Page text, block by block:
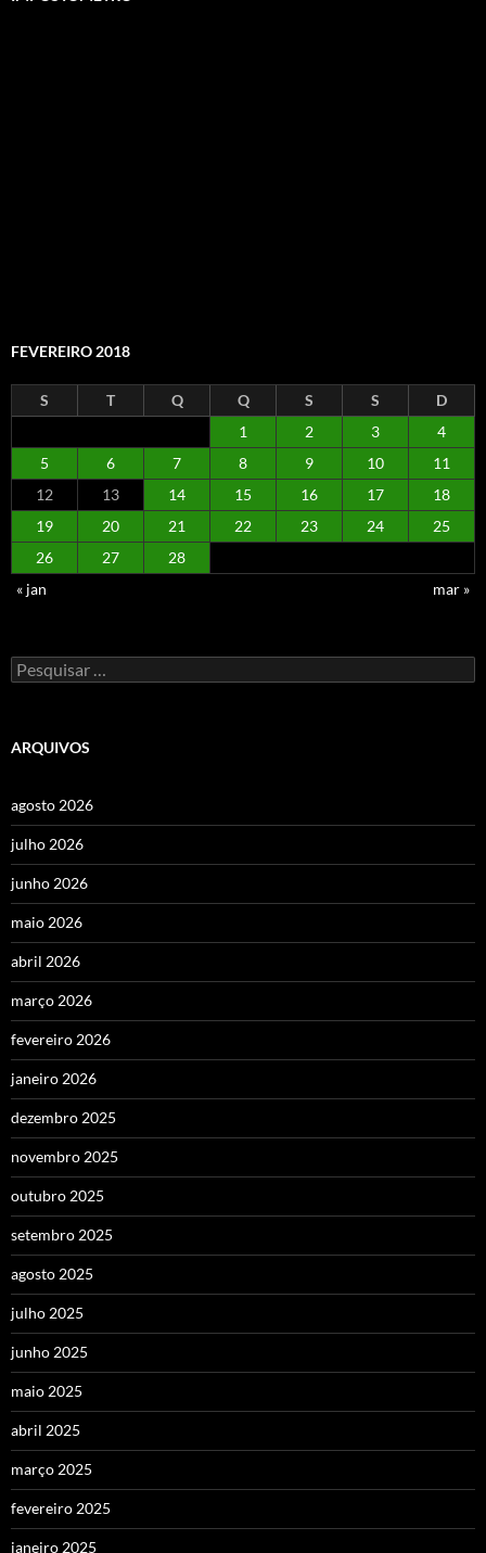
FEVEREIRO 2018
S T Q Q S S
D
1
2 3
4
5
6 7 8 9 10
11
12
13 14 15 16 17
18
19
20 21 22 23 24
25
26
27
28
« jan
mar »
Pesquisar
por:
ARQUIVOS
agosto 2026
julho 2026
junho 2026
maio 2026
abril 2026
março 2026
fevereiro 2026
janeiro 2026
dezembro 2025
novembro 2025
outubro 2025
setembro 2025
agosto 2025
julho 2025
junho 2025
maio 2025
abril 2025
março 2025
fevereiro 2025
janeiro 2025